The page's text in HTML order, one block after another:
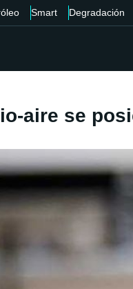
Smart Degradación
aire se